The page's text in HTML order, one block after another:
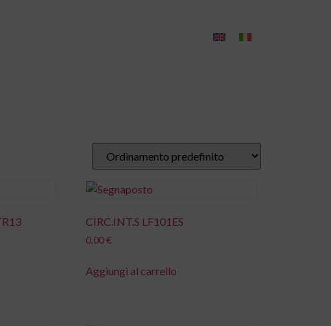
CIRC.INT.S LF101ES
0,00€
Aggiungi al carrello